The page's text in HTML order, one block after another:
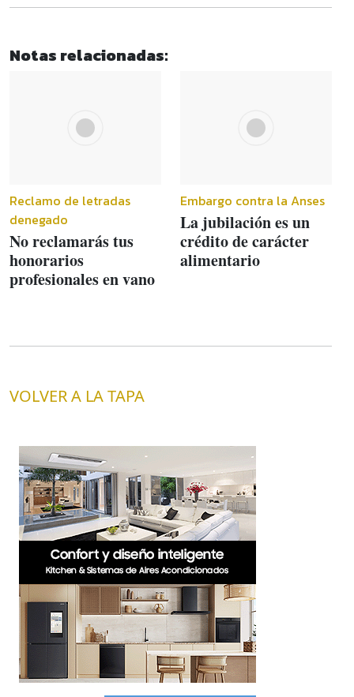
Notas relacionadas:
Reclamo de letradas
denegado
No reclamarás tus
honorarios
profesionales en vano
Embargo contra la Anses
La jubilación es un
crédito de carácter
alimentario
VOLVER A LA TAPA